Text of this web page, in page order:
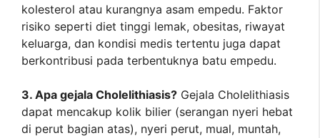
kolesterol atau kurangnya asam empedu. Faktor
risiko seperti diet tinggi lemak, obesitas, riwayat
keluarga, dan kondisi medis tertentu juga dapat
berkontribusi pada terbentuknya batu empedu.
3. Apa gejala Cholelithiasis? Gejala Cholelithiasis
dapat mencakup kolik bilier (serangan nyeri hebat
di perut bagian atas), nyeri perut, mual, muntah,